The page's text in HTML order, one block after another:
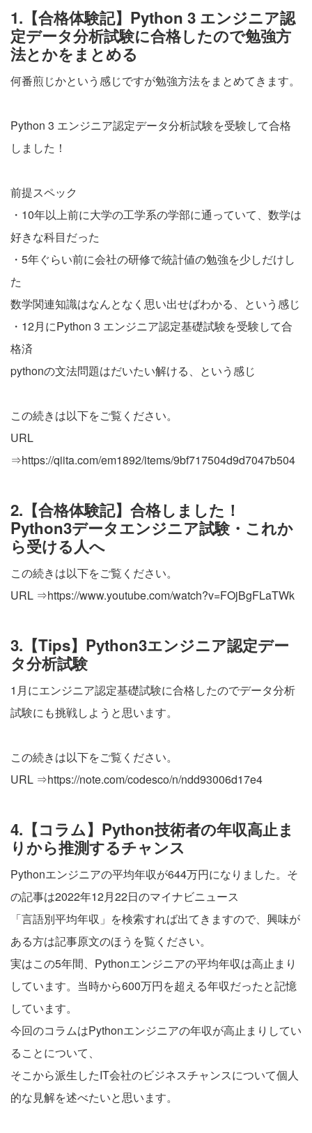
1.【合格体験記】Python 3 エンジニア認
定データ分析試験に合格したので勉強方
法とかをまとめる
何番煎じかという感じですが勉強方法をまとめてきます。
Python 3 エンジニア認定データ分析試験を受験して合格
しました！
前提スペック
・10年以上前に大学の工学系の学部に通っていて、数学は
好きな科目だった
・5年ぐらい前に会社の研修で統計値の勉強を少しだけし
た
数学関連知識はなんとなく思い出せばわかる、という感じ
・12月にPython 3 エンジニア認定基礎試験を受験して合
格済
pythonの文法問題はだいたい解ける、という感じ
この続きは以下をご覧ください。
URL
⇒https://qiita.com/em1892/items/9bf717504d9d7047b504
2.【合格体験記】合格しました！
Python3データエンジニア試験・これか
ら受ける人へ
この続きは以下をご覧ください。
URL ⇒https://www.youtube.com/watch?v=FOjBgFLaTWk
3.【Tips】Python3エンジニア認定デー
タ分析試験
1月にエンジニア認定基礎試験に合格したのでデータ分析
試験にも挑戦しようと思います。
この続きは以下をご覧ください。
URL ⇒https://note.com/codesco/n/ndd93006d17e4
4.【コラム】Python技術者の年収高止ま
りから推測するチャンス
Pythonエンジニアの平均年収が644万円になりました。そ
の記事は2022年12月22日のマイナビニュース
「言語別平均年収」を検索すれば出てきますので、興味が
ある方は記事原文のほうを覧ください。
実はこの5年間、Pythonエンジニアの平均年収は高止まり
しています。当時から600万円を超える年収だったと記憶
しています。
今回のコラムはPythonエンジニアの年収が高止まりしてい
ることについて、
そこから派生したIT会社のビジネスチャンスについて個人
的な見解を述べたいと思います。